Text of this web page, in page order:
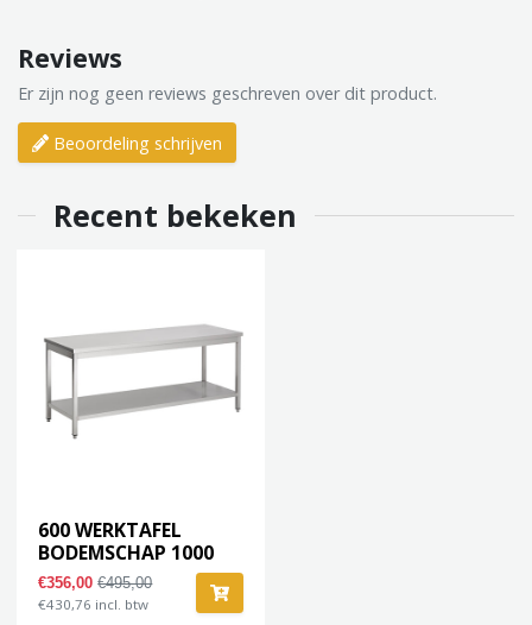
Reviews
Er zijn nog geen reviews geschreven over dit product.
Beoordeling schrijven
Recent bekeken
600 WERKTAFEL
BODEMSCHAP 1000
€356,00€495,00
€430,76 incl. btw